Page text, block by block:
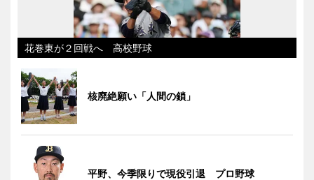
花巻東が２回戦へ 高校野球
核廃絶願い「人間の鎖」
平野、今季限りで現役引退 プロ野球